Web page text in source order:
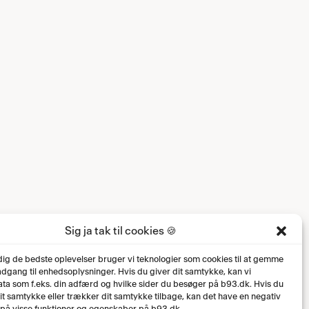
Sig ja tak til cookies 🍪
de bedste oplevelser bruger vi teknologier som cookies til at gemme
til enhedsoplysninger. Hvis du giver dit samtykke, kan vi
som f.eks. din adfærd og hvilke sider du besøger på b93.dk. Hvis du
samtykke eller trækker dit samtykke tilbage, kan det have en negativ